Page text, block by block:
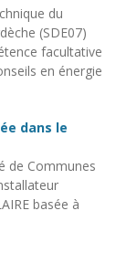
du
(SDE07)
facultative
en énergie
dans le
de Communes
basée à